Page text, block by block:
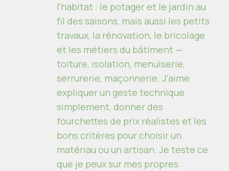
l'habitat : le potager et le jardin au
fil des saisons, mais aussi les petits
travaux, la rénovation, le bricolage
et les métiers du bâtiment —
toiture, isolation, menuiserie,
serrurerie, maçonnerie. J'aime
expliquer un geste technique
simplement, donner des
fourchettes de prix réalistes et les
bons critères pour choisir un
matériau ou un artisan. Je teste ce
que je peux sur mes propres